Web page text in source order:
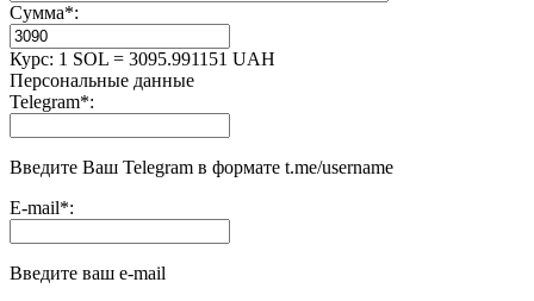
Сумма*:
Курс: 1 SOL = 3095.991151 UAH
Персональные данные
Telegram*:
Введите Ваш Telegram в формате t.me/username
E-mail*:
Введите ваш e-mail